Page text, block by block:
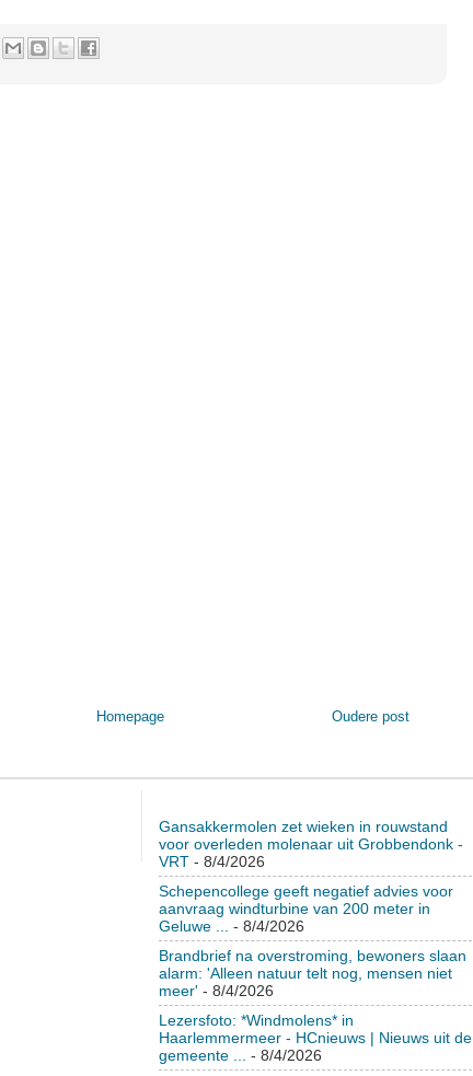
Oudere post
Homepage
Gansakkermolen zet wieken in rouwstand
voor overleden molenaar uit Grobbendonk -
VRT- 8/4/2026
Schepencollege geeft negatief advies voor
aanvraag windturbine van 200 meter in
Geluwe ...
- 8/4/2026
Brandbrief na overstroming, bewoners slaan
alarm: 'Alleen natuur telt nog, mensen niet
meer' - 8/4/2026
Lezersfoto: *Windmolens* in
Haarlemmermeer - HCnieuws | Nieuws uit de
gemeente ...
- 8/4/2026